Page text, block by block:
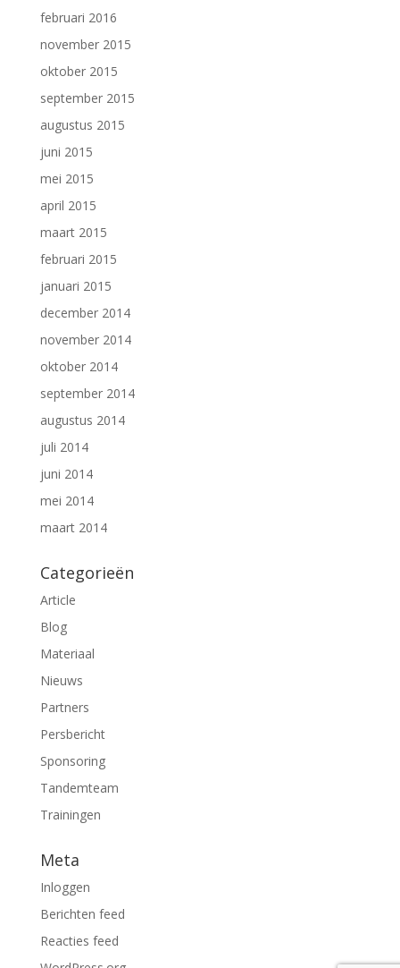
februari 2016
november 2015
oktober 2015
september 2015
augustus 2015
juni 2015
mei 2015
april 2015
maart 2015
februari 2015
januari 2015
december 2014
november 2014
oktober 2014
september 2014
augustus 2014
juli 2014
juni 2014
mei 2014
maart 2014
Categorieën
Article
Blog
Materiaal
Nieuws
Partners
Persbericht
Sponsoring
Tandemteam
Trainingen
Meta
Inloggen
Berichten feed
Reacties feed